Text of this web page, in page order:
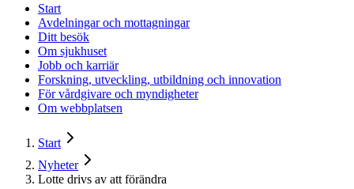
Start
Avdelningar och mottagningar
Ditt besök
Om sjukhuset
Jobb och karriär
Forskning, utveckling, utbildning och innovation
För vårdgivare och myndigheter
Om webbplatsen
Start
Nyheter
Lotte drivs av att förändra